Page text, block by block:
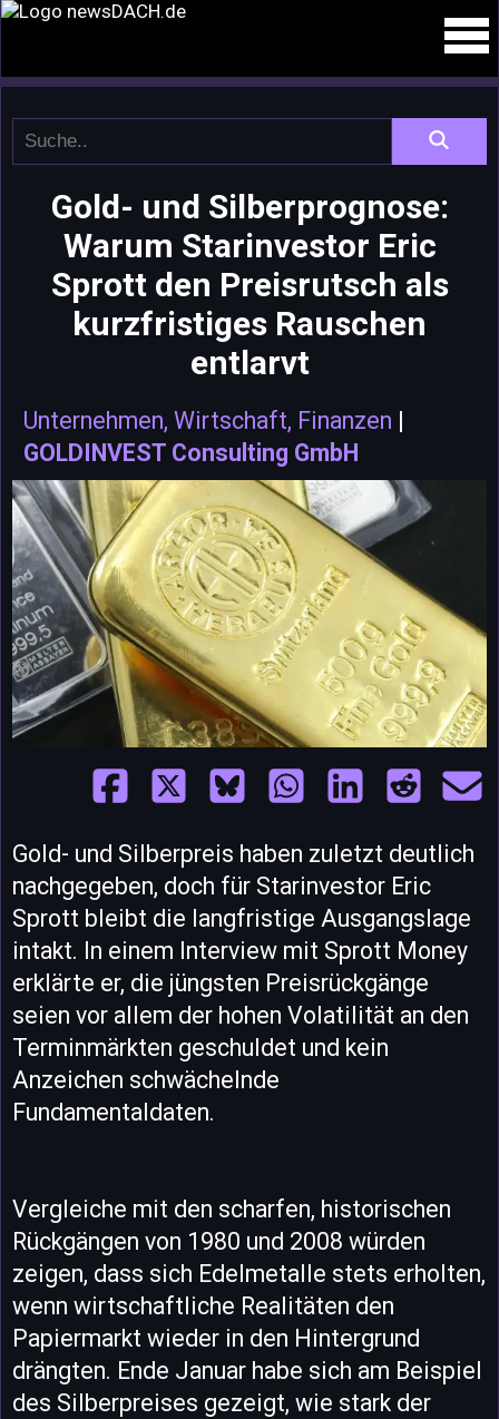
Gold- und Silberprognose:
Warum Starinvestor Eric
Sprott den Preisrutsch als
kurzfristiges Rauschen
entlarvt
Unternehmen, Wirtschaft, Finanzen |
GOLDINVEST Consulting GmbH
Gold- und Silberpreis haben zuletzt deutlich
nachgegeben, doch für Starinvestor Eric
Sprott bleibt die langfristige Ausgangslage
intakt. In einem Interview mit Sprott Money
erklärte er, die jüngsten Preisrückgänge
seien vor allem der hohen Volatilität an den
Terminmärkten geschuldet und kein
Anzeichen schwächelnde
Fundamentaldaten.
Vergleiche mit den scharfen, historischen
Rückgängen von 1980 und 2008 würden
zeigen, dass sich Edelmetalle stets erholten,
wenn wirtschaftliche Realitäten den
Papiermarkt wieder in den Hintergrund
drängten. Ende Januar habe sich am Beispiel
des Silberpreises gezeigt, wie stark der